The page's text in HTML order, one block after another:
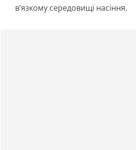
в’язкому середовищі насіння.